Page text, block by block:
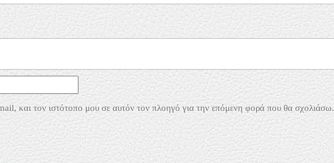
και τον ιστότοπο μου σε αυτόν τον πλοηγό για την επόμενη φορά που θα σχολιάσω.